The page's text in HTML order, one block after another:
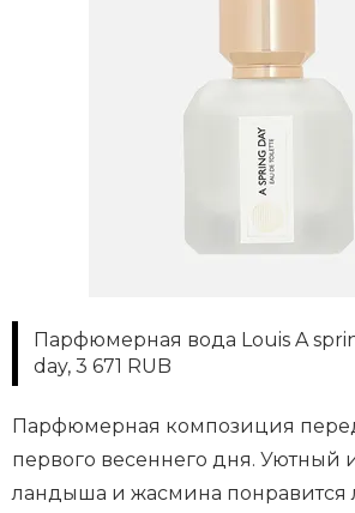
Парфюмерная вода Louis A
day, 3 671 RUB
Парфюмерная композиция
первого весеннего дня. Уютный
ландыша и жасмина понравится